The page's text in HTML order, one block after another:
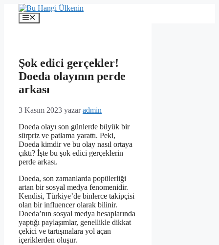
İçeriğe
Menü
Şok edici gerçekler!
Doeda olayının perde
arkası
3 Kasım 2023 yazaradmin
Doeda olayı son günlerde büyük bir
sürpriz ve patlama yarattı. Peki,
Doeda kimdir ve bu olay nasıl ortaya
çıktı? İşte bu şok edici gerçeklerin
perde arkası.
Doeda, son zamanlarda popülerliği
artan bir sosyal medya fenomenidir.
Kendisi, Türkiye’de binlerce takipçisi
olan bir influencer olarak bilinir.
Doeda’nın sosyal medya hesaplarında
yaptığı paylaşımlar, genellikle dikkat
çekici ve tartışmalara yol açan
içeriklerden oluşur.